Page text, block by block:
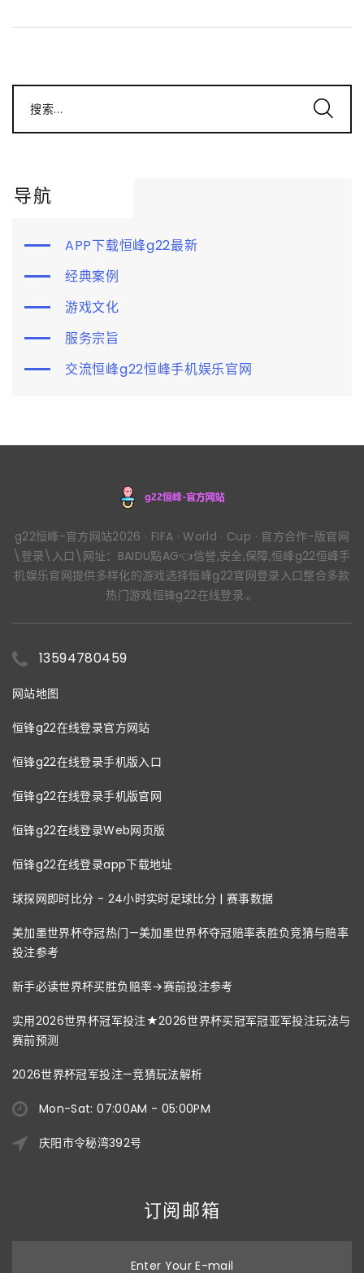
搜索...
导航
APP下载恒峰g22最新
经典案例
游戏文化
服务宗旨
交流恒峰g22恒峰手机娱乐官网
g22恒峰-官方网站2026 · FIFA · World · Cup · 官方合作-版官网
\登录\入口\网址：BAIDU點AG👈信誉,安全,保障,恒峰g22恒峰手
机娱乐官网提供多样化的游戏选择恒峰g22官网登录入口整合多款
热门游戏恒锋g22在线登录.。
13594780459
网站地图
恒锋g22在线登录官方网站
恒锋g22在线登录手机版入口
恒锋g22在线登录手机版官网
恒锋g22在线登录Web网页版
恒锋g22在线登录app下载地址
球探网即时比分 - 24小时实时足球比分 | 赛事数据
美加墨世界杯夺冠热门—美加墨世界杯夺冠赔率表胜负竞猜与赔率
投注参考
新手必读世界杯买胜负赔率→赛前投注参考
实用2026世界杯冠军投注★2026世界杯买冠军冠亚军投注玩法与
赛前预测
2026世界杯冠军投注—竞猜玩法解析
Mon-Sat: 07:00AM - 05:00PM
庆阳市令秘湾392号
订阅邮箱
Enter Your E-mail